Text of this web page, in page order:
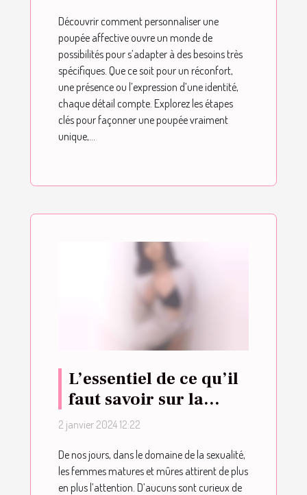
attentes uniques ?
Découvrir comment personnaliser une
poupée affective ouvre un monde de
possibilités pour s’adapter à des besoins très
spécifiques. Que ce soit pour un réconfort,
une présence ou l’expression d’une identité,
chaque détail compte. Explorez les étapes
clés pour façonner une poupée vraiment
unique,...
L’essentiel de ce qu’il
faut savoir sur la
sexualité des femmes
2 janvier 2024 12:22
De nos jours, dans le domaine de la sexualité,
les femmes matures et mûres attirent de plus
en plus l’attention. D’aucuns sont curieux de